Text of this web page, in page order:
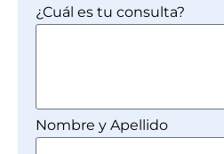
¿Cuál es tu consulta?
Nombre y Apellido